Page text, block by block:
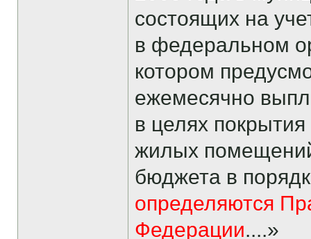
состоящих на
в федеральном
котором
ежемесячно
в целях
жилых
бюджета в
определяются
Федерации....»